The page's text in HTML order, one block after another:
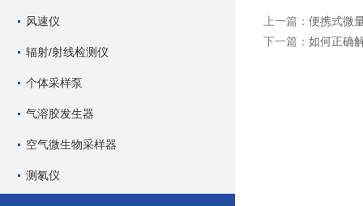
风速仪
辐射/射线检测仪
个体采样泵
气溶胶发生器
空气微生物采样器
测氡仪
上一篇： 便携式微
下一篇： 如何正确